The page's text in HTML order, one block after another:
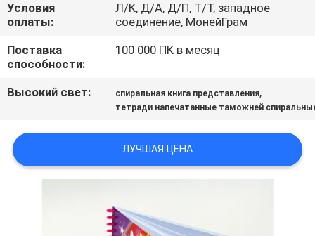
PRIVACY
POLICY
Условия
оплаты:
Л/К, Д/А, Д/П, Т/Т, западное
соединение, МонейГрам
Поставка
способности:
100 000 ПК в месяц
Высокий свет: спиральная книга представления,
тетради напечатанные таможней
ЛУЧШАЯ ЦЕНА